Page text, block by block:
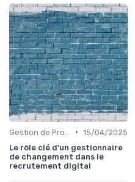
• 15/04/2025
Le rôle clé d'un gestionnaire
de changement dans le
recrutement digital